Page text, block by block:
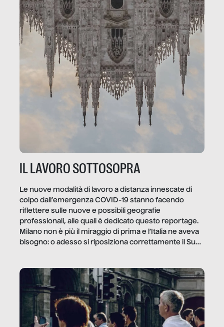
IL LAVORO SOTTOSOPRA
Le nuove modalità di lavoro a distanza innescate di
colpo dall’emergenza COVID-19 stanno facendo
riflettere sulle nuove e possibili geografie
professionali, alle quali è dedicato questo reportage.
Milano non è più il miraggio di prima e l’Italia ne aveva
bisogno: o adesso si riposiziona correttamente il Sud